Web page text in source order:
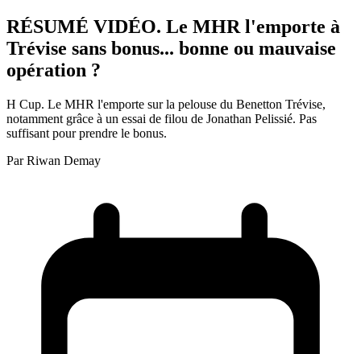
RÉSUMÉ VIDÉO. Le MHR l'emporte à
Trévise sans bonus... bonne ou mauvaise
opération ?
H Cup. Le MHR l'emporte sur la pelouse du Benetton Trévise,
notamment grâce à un essai de filou de Jonathan Pelissié. Pas
suffisant pour prendre le bonus.
Par Riwan Demay